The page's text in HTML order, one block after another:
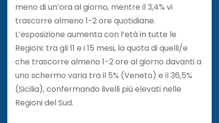
meno di un’ora al giorno, mentre il 3,4% vi
trascorre almeno 1-2 ore quotidiane.
L’esposizione aumenta con l’età in tutte le
Regioni: tra gli 11 e i 15 mesi, la quota di quelli/e
che trascorre almeno 1-2 ore al giorno davanti a
uno schermo varia tra il 5% (Veneto) e il 36,5%
(Sicilia), confermando livelli più elevati nelle
Regioni del Sud.